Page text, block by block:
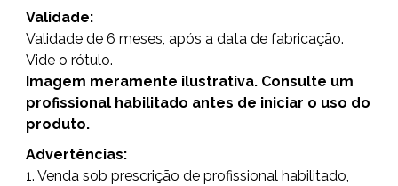
Validade:
Validade de 6 meses, após a data de fabricação.
Vide o rótulo.
Imagem meramente ilustrativa. Consulte um
profissional habilitado antes de iniciar o uso do
produto.
Advertências:
1. Venda sob prescrição de profissional habilitado,